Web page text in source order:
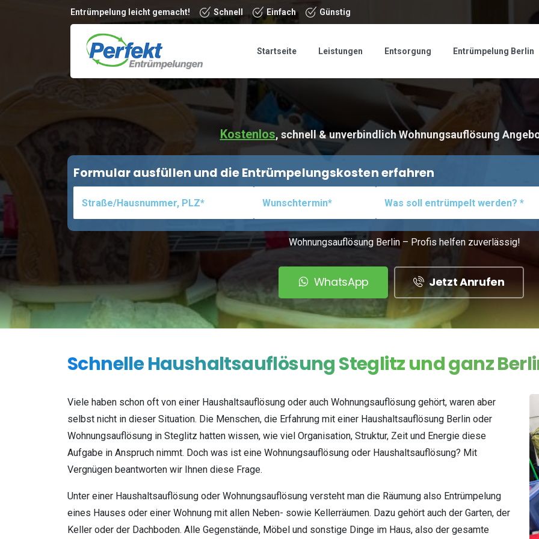
Entrümpelung leicht gemacht! Schnell Einfach Günstig
Startseite Leistungen Entsorgung Entrümpelung Berlin
Kostenlos, schnell & unverbindlich Wohnungsauflösung
Formular ausfüllen und die Entrümpelungskosten erfahren
Wohnungsauflösung Berlin – Profis helfen zuverlässig!
WhatsApp Jetzt Anrufen
SchnelleHaushaltsauflösungSteglitzundganz
Viele haben schon oft von einer Haushaltsauflösung oder auch Wohnungsauflösung gehört, waren aber
selbst nicht in dieser Situation. Die Menschen, die Erfahrung mit einer Haushaltsauflösung Berlin oder
Wohnungsauflösung in Steglitz hatten wissen, wie viel Organisation, Struktur, Zeit und Energie diese
Aufgabe in Anspruch nimmt. Doch was ist eine Wohnungsauflösung oder Haushaltsauflösung? Mit
Vergnügen beantworten wir Ihnen diese Frage.
Unter einer Haushaltsauflösung oder Wohnungsauflösung versteht man die Räumung also Entrümpelung
eines Hauses oder einer Wohnung mit allen Neben- sowie Kellerräumen. Dazu gehört auch der Garten, der
Keller oder der Dachboden. Alle Gegenstände, Möbel und sonstige Dinge im Haus, also der gesamte